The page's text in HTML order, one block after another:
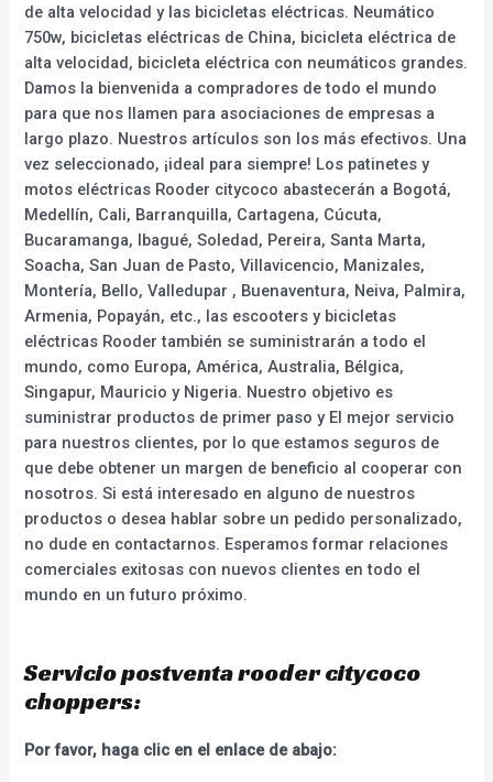
de alta velocidad y las bicicletas eléctricas. Neumático
750w, bicicletas eléctricas de China, bicicleta eléctrica de
alta velocidad, bicicleta eléctrica con neumáticos grandes.
Damos la bienvenida a compradores de todo el mundo
para que nos llamen para asociaciones de empresas a
largo plazo. Nuestros artículos son los más efectivos. Una
vez seleccionado, ¡ideal para siempre! Los patinetes y
motos eléctricas Rooder citycoco abastecerán a Bogotá,
Medellín, Cali, Barranquilla, Cartagena, Cúcuta,
Bucaramanga, Ibagué, Soledad, Pereira, Santa Marta,
Soacha, San Juan de Pasto, Villavicencio, Manizales,
Montería, Bello, Valledupar , Buenaventura, Neiva, Palmira,
Armenia, Popayán, etc., las escooters y bicicletas
eléctricas Rooder también se suministrarán a todo el
mundo, como Europa, América, Australia, Bélgica,
Singapur, Mauricio y Nigeria. Nuestro objetivo es
suministrar productos de primer paso y El mejor servicio
para nuestros clientes, por lo que estamos seguros de
que debe obtener un margen de beneficio al cooperar con
nosotros. Si está interesado en alguno de nuestros
productos o desea hablar sobre un pedido personalizado,
no dude en contactarnos. Esperamos formar relaciones
comerciales exitosas con nuevos clientes en todo el
mundo en un futuro próximo.
Servicio postventa rooder citycoco
choppers:
Por favor, haga clic en el enlace de abajo: